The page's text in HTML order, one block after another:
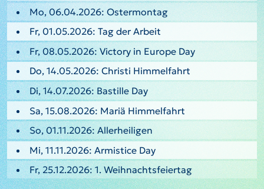
Mo, 06.04.2026: Ostermontag
Fr, 01.05.2026: Tag der Arbeit
Fr, 08.05.2026: Victory in Europe Day
Do, 14.05.2026: Christi Himmelfahrt
Di, 14.07.2026: Bastille Day
Sa, 15.08.2026: Mariä Himmelfahrt
So, 01.11.2026: Allerheiligen
Mi, 11.11.2026: Armistice Day
Fr, 25.12.2026: 1. Weihnachtsfeiertag